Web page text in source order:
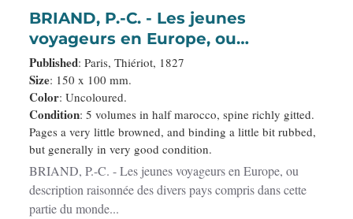
BRIAND, P.-C. - Les jeunes
voyageurs en Europe, ou
description raisonnée des divers
pays compris dans cette partie du
monde.
Published: Paris, Thiériot, 1827
Size: 150 x 100 mm.
Color: Uncoloured.
Condition: 5 volumes in half marocco, spine richly gitted.
Pages a very little browned, and binding a little bit rubbed,
but generally in very good condition.
BRIAND, P.-C. - Les jeunes voyageurs en Europe, ou
description raisonnée des divers pays compris dans cette
partie du monde...